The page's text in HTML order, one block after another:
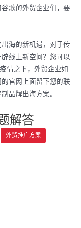
歌的外贸企业们，要
海的新机遇，对于传
线上新空间？您可以
情之下，外贸企业如
官网上面留下您的联
品牌出海方案。
解答
外贸推广方案